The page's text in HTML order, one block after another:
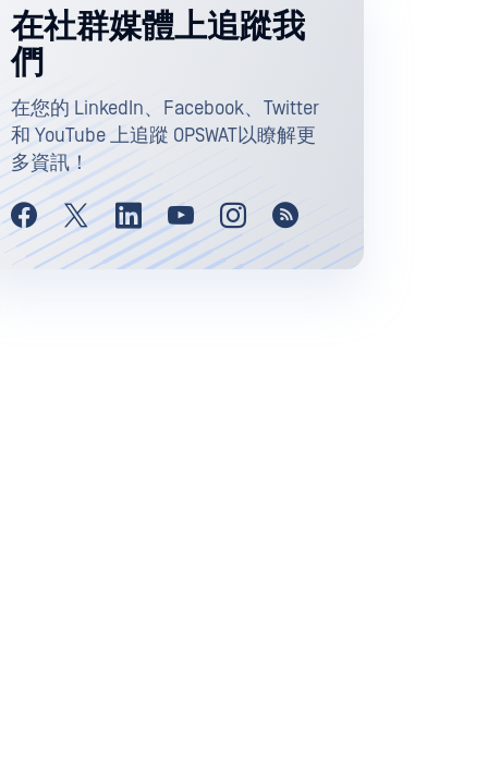
在社群媒體上追蹤我
們
在您的 LinkedIn、Facebook、Twitter
和 YouTube 上追蹤 OPSWAT以瞭解更
多資訊！